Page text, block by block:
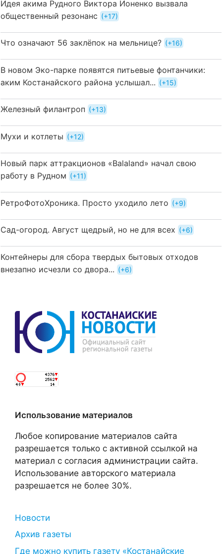
Идея акима Рудного Виктора Ионенко вызвала
общественный резонанс
+17
Что означают 56 заклёпок на мельнице? +16
В новом Эко-парке появятся питьевые фонтанчики:
аким Костанайского района услышал...
+15
Железный филантроп +13
Мухи и котлеты +12
Новый парк аттракционов «Balaland» начал свою
работу в Рудном
+11
РетроФотоХроника. Просто уходило лето +9
Сад-огород. Август щедрый, но не для всех +6
Контейнеры для сбора твердых бытовых отходов
внезапно исчезли со двора...
+6
Использование материалов
Любое копирование материалов сайта
разрешается только с активной ссылкой на
материал с согласия администрации сайта.
Использование авторского материала
разрешается не более 30%.
Новости
Архив газеты
Где можно купить газету «Костанайские